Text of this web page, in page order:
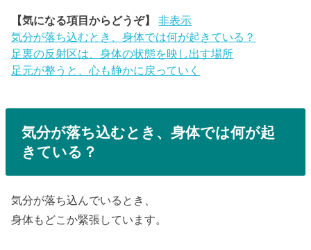
【気になる項目からどうぞ】
非表示
気分が落ち込むとき、身体では何が起きている？
足裏の反射区は、身体の状態を映し出す場所
足元が整うと、心も静かに戻っていく
気分が落ち込むとき、身体では何が起
きている？
気分が落ち込んでいるとき、
身体もどこか緊張しています。